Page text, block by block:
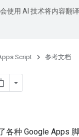
使用 AI 技术将内容翻
Script 参考文档
种 Google Apps